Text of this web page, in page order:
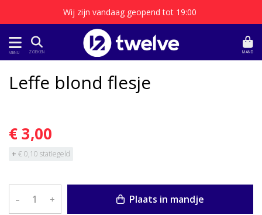
Wij zijn vandaag geopend tot 19:00
MENU ZOEKEN MAND
Leffe blond flesje
€ 3,00
+ € 0,10 statiegeld
– + Plaats in mandje